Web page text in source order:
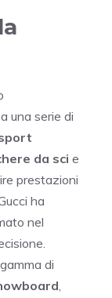
una serie di
da sci e
prestazioni
ha
nel
di
,